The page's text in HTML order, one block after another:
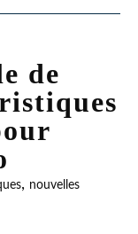
de
, nouvelles